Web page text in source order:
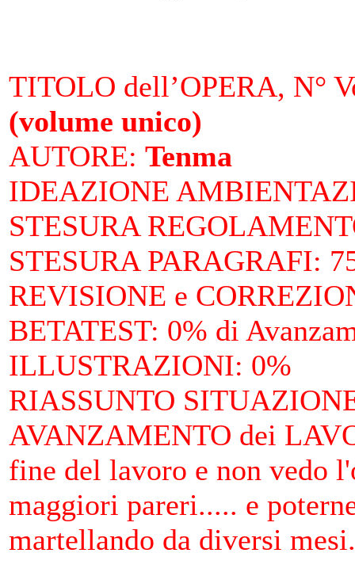
TITOLO dell’OPERA, N°
(volume unico)
AUTORE: Tenma
IDEAZIONE
STESURA
STESURA PARAGRAFI:
REVISIONE e
BETATEST: 0% di
ILLUSTRAZIONI: 0%
RIASSUNTO
AVANZAMENTO dei
fine del lavoro e non vedo
maggiori pareri..... e
martellando da diversi mesi.